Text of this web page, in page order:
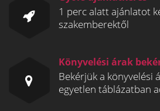
1 perc alatt ajánlatot
szakemberektől
Könyvelési árak
Bekérjük a könyvelési
egyetlen táblázatban